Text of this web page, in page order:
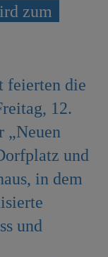
zum
feierten die
12.
„Neuen
und
in dem
und